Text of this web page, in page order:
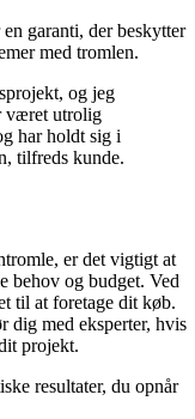
garanti, der beskytter
med tromlen.
og jeg
været utrolig
har holdt sig i
tilfreds kunde.
er det vigtigt at
behov og budget. Ved
til at foretage dit køb.
dig med eksperter, hvis
projekt.
resultater, du opnår